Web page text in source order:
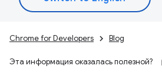
Chrome for Developers Blog
Эта информация оказалась полезной?